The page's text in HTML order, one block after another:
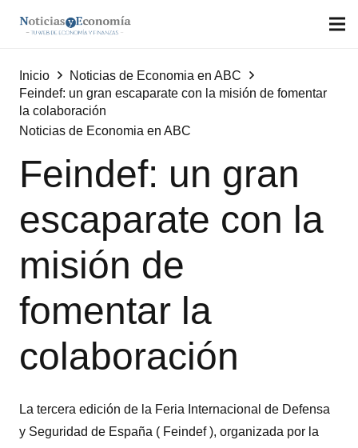
Inicio
Noticias de Economia en ABC
Feindef: un gran escaparate con la misión de fomentar
la colaboración
Noticias de Economia en ABC
Feindef: un gran
escaparate con la
misión de
fomentar la
colaboración
La tercera edición de la Feria Internacional de Defensa
y Seguridad de España ( Feindef ), organizada por la